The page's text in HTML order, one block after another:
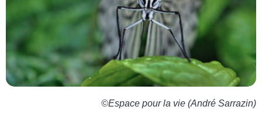
©Espace pour la vie (André Sarrazin)